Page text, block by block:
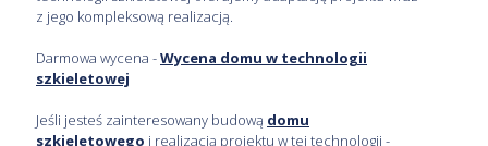
Darmowa wycena - Wycena domu w technologii
szkieletowej
Jeśli jesteś zainteresowany budową
szkieletowego
i realizacją projektu w tej technologii -
skontaktuj się z nami